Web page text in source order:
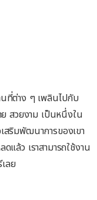
ที่ต่าง ๆ เพลินไปกับ
สวยงาม เป็นหนึ่งใน
สริมพัฒนาการของเขา
แล้ว เราสามารถใช้งาน
ลย